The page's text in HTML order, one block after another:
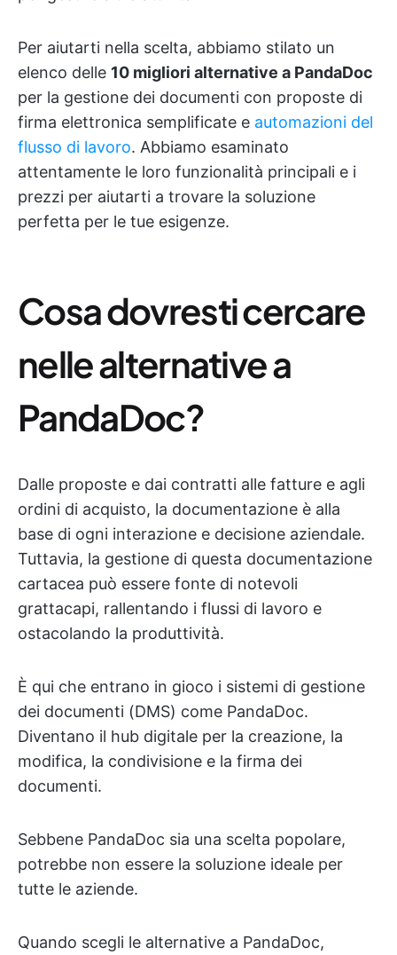
Per aiutarti nella scelta, abbiamo stilato un
elenco delle 10 migliori alternative a PandaDoc
per la gestione dei documenti con proposte di
firma elettronica semplificate e automazioni del
flusso di lavoro. Abbiamo esaminato
attentamente le loro funzionalità principali e i
prezzi per aiutarti a trovare la soluzione
perfetta per le tue esigenze.
Cosa dovresti cercare
nelle alternative a
PandaDoc?
Dalle proposte e dai contratti alle fatture e agli
ordini di acquisto, la documentazione è alla
base di ogni interazione e decisione aziendale.
Tuttavia, la gestione di questa documentazione
cartacea può essere fonte di notevoli
grattacapi, rallentando i flussi di lavoro e
ostacolando la produttività.
È qui che entrano in gioco i sistemi di gestione
dei documenti (DMS) come PandaDoc.
Diventano il hub digitale per la creazione, la
modifica, la condivisione e la firma dei
documenti.
Sebbene PandaDoc sia una scelta popolare,
potrebbe non essere la soluzione ideale per
tutte le aziende.
Quando scegli le alternative a PandaDoc,